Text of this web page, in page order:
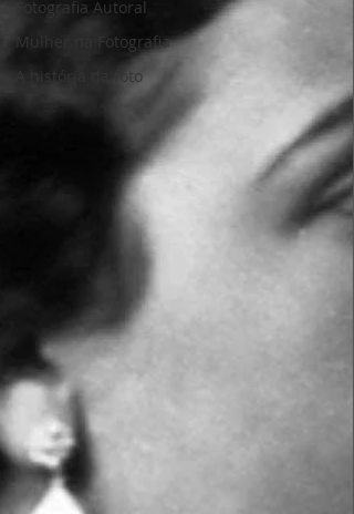
Fotografia Autoral
Mulher na Fotografia
A história da foto